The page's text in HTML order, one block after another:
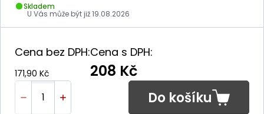
Skladem
U Vás může být již19.08.2026
Cena bez DPH:
171,90 Kč
Cena s DPH:
208 Kč
Do košíku